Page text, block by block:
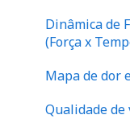
Dinâmica de
(Força x
Mapa de dor
Qualidade de